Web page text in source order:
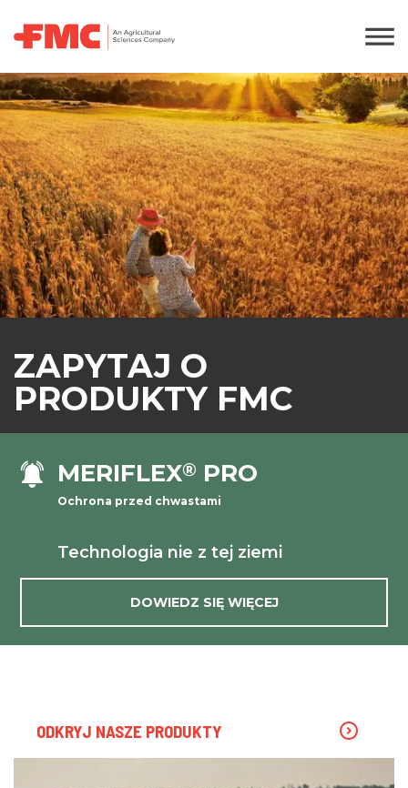
ZAPYTAJ O
PRODUKTY FMC
MERIFLEX® PRO
Ochrona przed chwastami
Technologia nie z tej ziemi
DOWIEDZ SIĘ WIĘCEJ
ODKRYJ NASZE PRODUKTY